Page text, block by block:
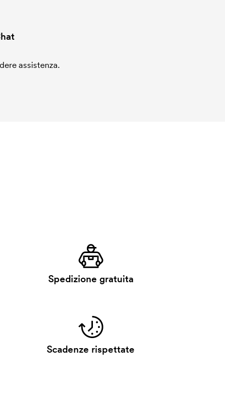
assistenza.
Spedizione gratuita
Scadenze rispettate